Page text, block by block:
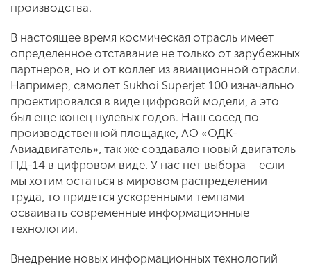
производства.
В настоящее время космическая отрасль имеет
определенное отставание не только от зарубежных
партнеров, но и от коллег из авиационной отрасли.
Например, самолет Sukhoi Superjet 100 изначально
проектировался в виде цифровой модели, а это
был еще конец нулевых годов. Наш сосед по
производственной площадке, АО «ОДК-
Авиадвигатель», так же создавало новый двигатель
ПД-14 в цифровом виде. У нас нет выбора – если
мы хотим остаться в мировом распределении
труда, то придется ускоренными темпами
осваивать современные информационные
технологии.
Внедрение новых информационных технологий